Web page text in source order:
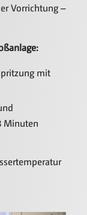
Vorrichtung –
mit
Minuten